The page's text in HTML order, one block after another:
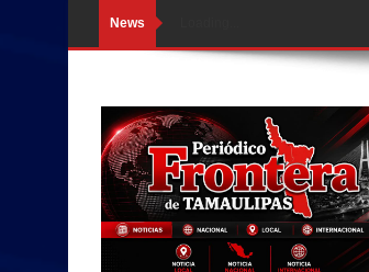
News